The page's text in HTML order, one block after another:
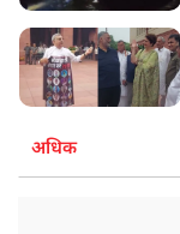
अधिक